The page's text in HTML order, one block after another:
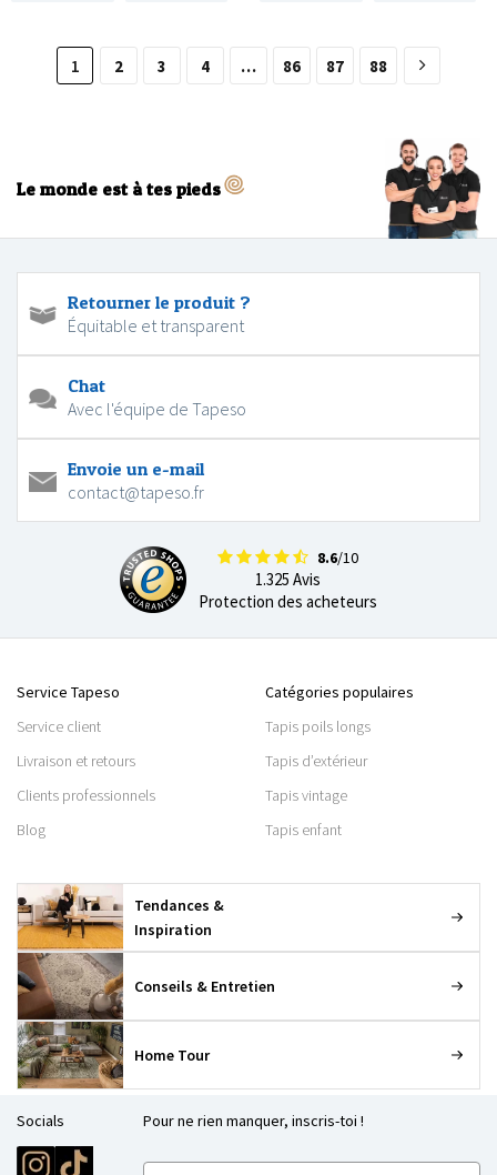
1 2 3 4 … 86 87 88
Le monde est à tes pieds
Retourner le produit ?
Équitable et transparent
Chat
Avec l'équipe de Tapeso
Envoie un e-mail
contact@tapeso.fr
8.6/10
1.325 Avis
Protection des acheteurs
Service Tapeso
Service client
Livraison et retours
Clients professionnels
Blog
Catégories populaires
Tapis poils longs
Tapis d’extérieur
Tapis vintage
Tapis enfant
Tendances &
Inspiration
Conseils & Entretien
Home Tour
Socials Pour ne rien manquer, inscris-toi !